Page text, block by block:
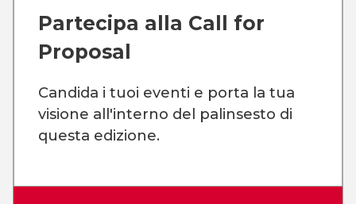
Partecipa alla Call for
Proposal
Candida i tuoi eventi e porta la tua
visione all'interno del palinsesto di
questa edizione.